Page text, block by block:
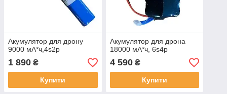
Акумулятор для дрону
9000 мА*ч,4s2p
1 890 ₴
Купити
Акумулятор для дрона
18000 мА*ч, 6s4p
4 590₴
Купити